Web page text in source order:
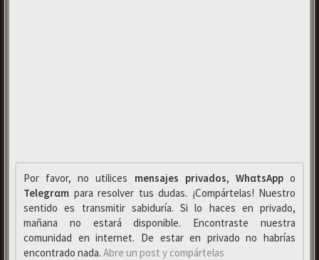
Por favor, no utilices mensajes privados, WhαtsAppo
Telegrαm para resolver tus dudas. ¡Compártelas! Nuestro
sentido es transmitir sabiduría. Si lo haces en privado,
mañana no estará disponible. Encontraste nuestra
comunidad en internet. De estar en privado no habrías
encontrado nada. Abre un post y compártelas